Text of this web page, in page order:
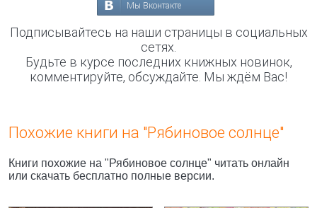
Мы Вконтакте
Подписывайтесь на наши страницы в социальных
сетях.
Будьте в курсе последних книжных новинок,
комментируйте, обсуждайте. Мы ждём Вас!
Похожие книги на "Рябиновое солнце"
Книги похожие на "Рябиновое солнце" читать онлайн
или скачать бесплатно полные версии.